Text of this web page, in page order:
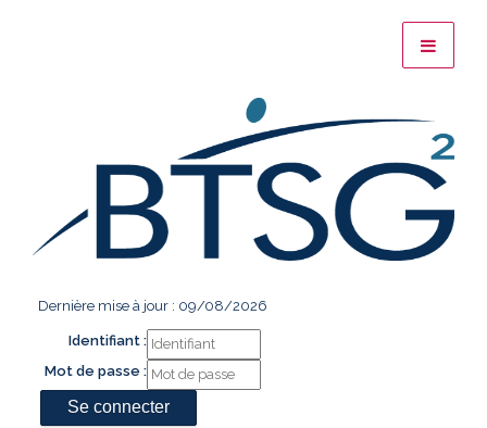
Dernière mise à jour : 09/08/2026
Identifiant :
Mot de passe :